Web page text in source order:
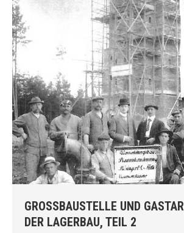
GROSSBAUSTELLE UND
ER LAGERBAU, TEIL 2